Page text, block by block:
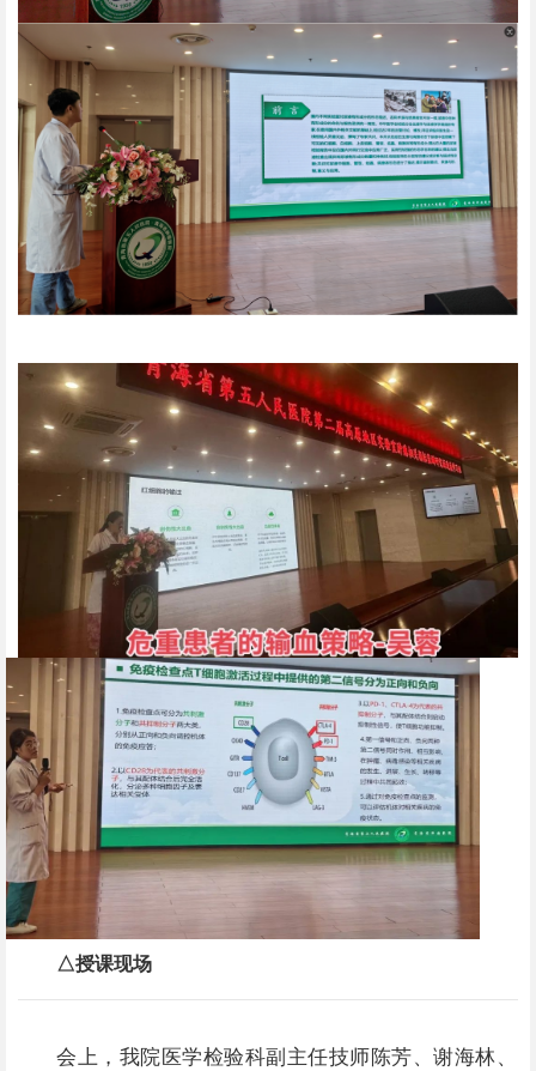
△授课现场
会上，我院医学检验科副主任技师陈芳、谢海林、